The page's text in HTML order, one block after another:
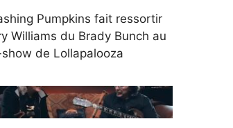
Pumpkins fait ressortir
Williams du Brady Bunch au
de Lollapalooza